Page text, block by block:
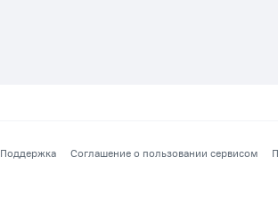
Поддержка Соглашение о пользовании сервисом